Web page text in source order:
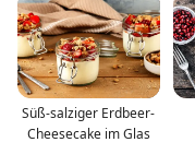
Süß-salziger Erdbeer-
Cheesecake im Glas